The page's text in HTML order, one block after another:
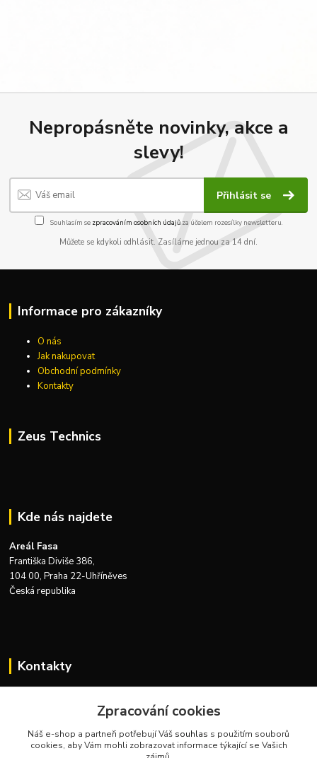
Nepropásněte novinky, akce a
slevy!
Přihlásit se
Souhlasím se zpracováním osobních údajůza účelem rozesílky newsletteru.
Můžete se kdykoli odhlásit. Zasíláme jednou za 14 dní.
Informace pro zákazníky
O nás
Jak nakupovat
Obchodní podmínky
Kontakty
Zeus Technics
Kde nás najdete
Areál Fasa
Františka Diviše 386,
104 00, Praha 22-Uhříněves
Česká republika
Kontakty
+420 732 915 376
info@zeustechnics.cz
Zpracování cookies
Náš e-shop a partneři potřebují Váš souhlas s použitím souborů
cookies, aby Vám mohli zobrazovat informace týkající se Vašich